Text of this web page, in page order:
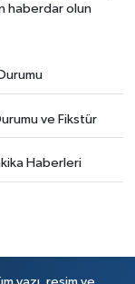
haberdar olun
ve Fikstür
Haberleri